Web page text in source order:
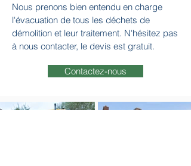
Nous prenons bien entendu en charge
l'évacuation de tous les déchets de
démolition et leur traitement. N'hésitez pas
à nous contacter, le devis est gratuit.
Contactez-nous